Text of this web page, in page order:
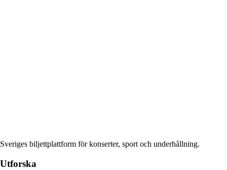
Sveriges biljettplattform för konserter, sport och underhållning.
Utforska